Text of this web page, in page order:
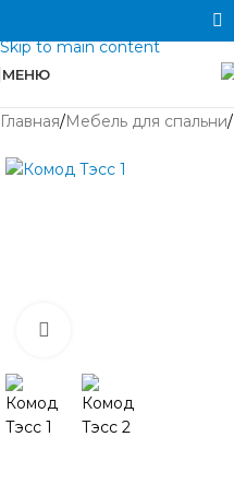
Skip to main content
МЕНЮ
Главная/Мебель для спальни/